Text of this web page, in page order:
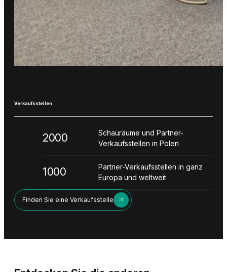
Verkaufsstellen
Finden Sie eine Verkaufsstelle
2000
Schauräume und Partner-
Verkaufsstellen in Polen
1000
Partner-Verkaufsstellen in ganz
Europa und weltweit